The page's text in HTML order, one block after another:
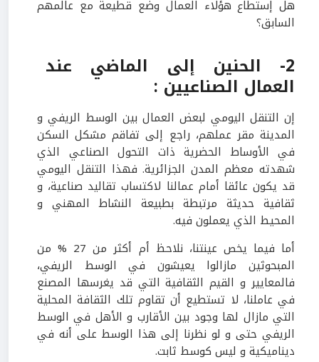
هل إستطاع هؤلاء العمال وضع قطيعة مع عالمهم
السابق؟
2- الحنين إلى الماضي عند
العمال الصناعيين :
إن التنقل اليومي لبعض العمال بين الوسط الريفي و
المدينة مقر عملهم، راجع إلى تفاقم مشكل السكن
في الأوساط الحضرية ذات التحول الصناعي الذي
شهدته معظم المدن الجزائرية. فهذا التنقل اليومي
قد يكون عائقا أمام عمالنا لاكتساب تقاليد صناعية، و
ثقافية حديثة مرتبطة بطبيعة النشاط المهني و
المحيط الذي يعملون فيه.
أما فيما يخص عينتنا، نلاحظ أم أكثر من 27 % من
المبحوثين مازالوا يعيشون في الوسط الريفي،
فالمعايير و القيم الثقافية التي قد يغرسها المصنع
في عاملنا، لا تستطيع أن تقاوم تلك الثقافة المحلية
التي مازال لها وجود بين الأقارب و الأهل في الوسط
الريفي حتى و لو نظرنا إلى هذا الوسط على أنه في
ديناميكية و ليس كوسط ثابت.